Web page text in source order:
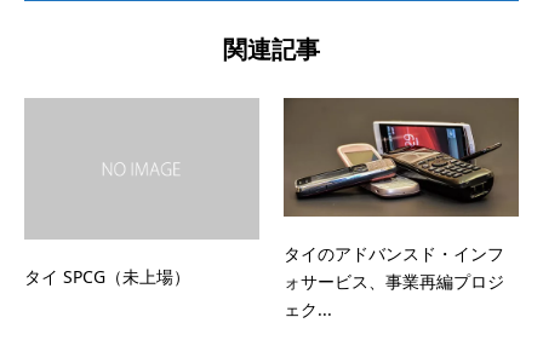
関連記事
タイ SPCG（未上場）
タイのアドバンスド・インフ
ォサービス、事業再編プロジ
ェク...